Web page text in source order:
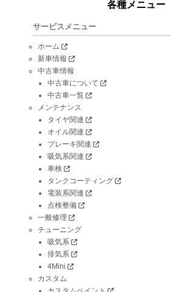
各種メニュー
サービスメニュー
ホーム
新車情報
中古車情報
中古車について
中古車一覧
メンテナンス
タイヤ関連
オイル関連
ブレーキ関連
吸気系関連
車検
タンクコーティング
電装系関連
点検整備
一般修理
チューニング
吸気系
排気系
4Mini
カスタム